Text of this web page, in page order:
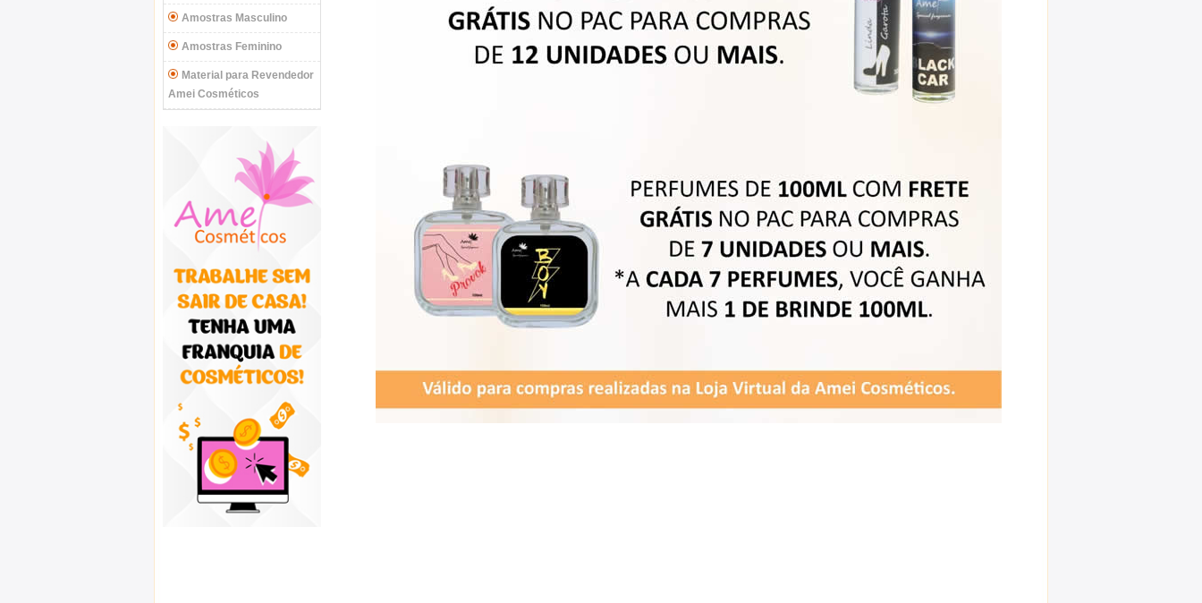
Amostras Masculino
Amostras Feminino
Material para Revendedor
Amei Cosméticos